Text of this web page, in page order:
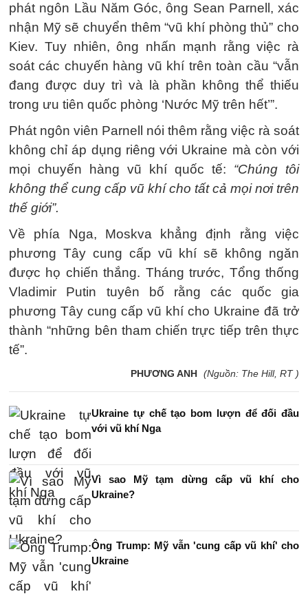
phát ngôn Lầu Năm Góc, ông Sean Parnell, xác
nhận Mỹ sẽ chuyển thêm “vũ khí phòng thủ” cho
Kiev. Tuy nhiên, ông nhấn mạnh rằng việc rà
soát các chuyến hàng vũ khí trên toàn cầu “vẫn
đang được duy trì và là phần không thể thiếu
trong ưu tiên quốc phòng ‘Nước Mỹ trên hết’”.
Phát ngôn viên Parnell nói thêm rằng việc rà soát
không chỉ áp dụng riêng với Ukraine mà còn với
mọi chuyến hàng vũ khí quốc tế: “Chúng tôi
không thể cung cấp vũ khí cho tất cả mọi nơi trên
thế giới”.
Về phía Nga, Moskva khẳng định rằng việc
phương Tây cung cấp vũ khí sẽ không ngăn
được họ chiến thắng. Tháng trước, Tổng thống
Vladimir Putin tuyên bố rằng các quốc gia
phương Tây cung cấp vũ khí cho Ukraine đã trở
thành “những bên tham chiến trực tiếp trên thực
tế”.
PHƯƠNG ANH (Nguồn: The Hill, RT )
Ukraine tự chế tạo bom lượn để đối đầu
với vũ khí Nga
Vì sao Mỹ tạm dừng cấp vũ khí cho
Ukraine?
Ông Trump: Mỹ vẫn 'cung cấp vũ khí' cho
Ukraine